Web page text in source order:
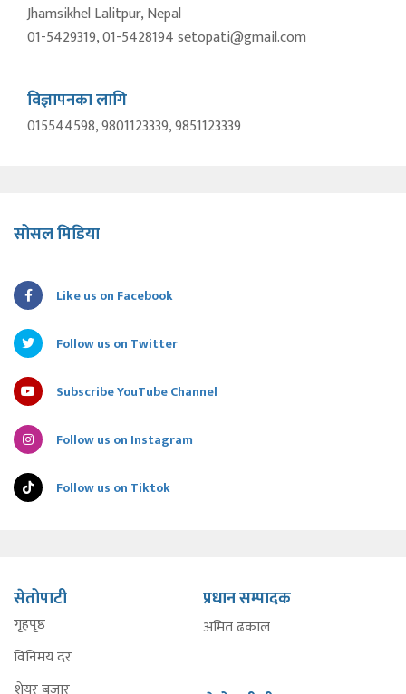
Jhamsikhel Lalitpur, Nepal
01-5429319, 01-5428194 setopati@gmail.com
विज्ञापनका लागि
015544598, 9801123339, 9851123339
सोसल मिडिया
Like us on Facebook
Follow us on Twitter
Subscribe YouTube Channel
Follow us on Instagram
Follow us on Tiktok
सेतोपाटी
गृहपृष्ठ
विनिमय दर
प्रधान सम्पादक
अमित ढकाल